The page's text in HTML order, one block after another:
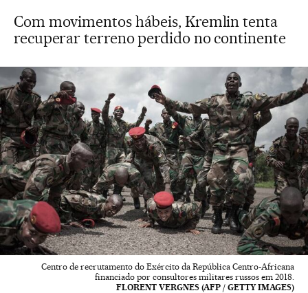
Com movimentos hábeis, Kremlin tenta
recuperar terreno perdido no continente
Centro de recrutamento do Exército da República Centro-Africana
financiado por consultores militares russos em 2018.
FLORENT VERGNES (AFP / GETTY IMAGES)